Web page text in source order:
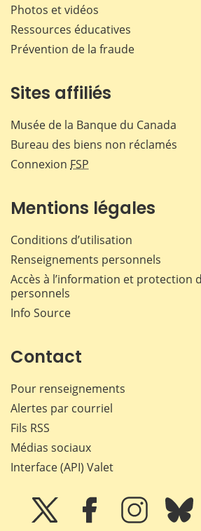
Photos et vidéos
Ressources éducatives
Prévention de la fraude
Sites affiliés
Musée de la Banque du Canada
Bureau des biens non réclamés
Connexion FSP
Mentions légales
Conditions d’utilisation
Renseignements personnels
Accès à l’information et protection
personnels
Info Source
Contact
Pour renseignements
Alertes par courriel
Fils RSS
Médias sociaux
Interface (API) Valet